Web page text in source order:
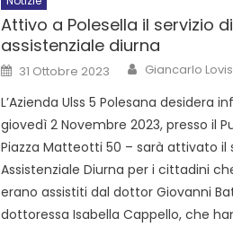
Attivo a Polesella il servizio
assistenziale diurna
31 Ottobre 2023 Giancarlo
L’Azienda Ulss 5 Polesana desidera
giovedì 2 Novembre 2023, presso il
Piazza Matteotti 50 – sarà attivato il
Assistenziale Diurna per i cittadini
erano assistiti dal dottor Giovanni
dottoressa Isabella Cappello, che